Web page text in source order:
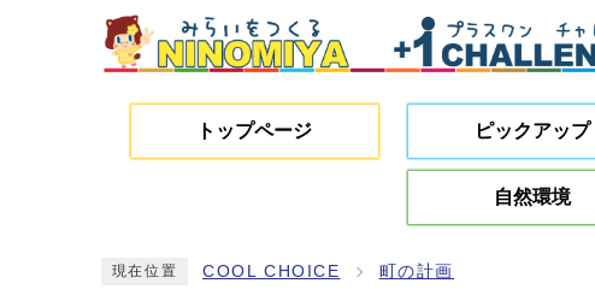
トップページ ピックアップ
自然環境
現在位置 COOL CHOICE 町の計画